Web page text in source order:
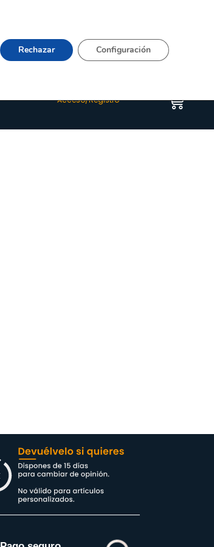
Quienes somos Happyblog Contacto
Acceso/Registro
Rechazar Configuración